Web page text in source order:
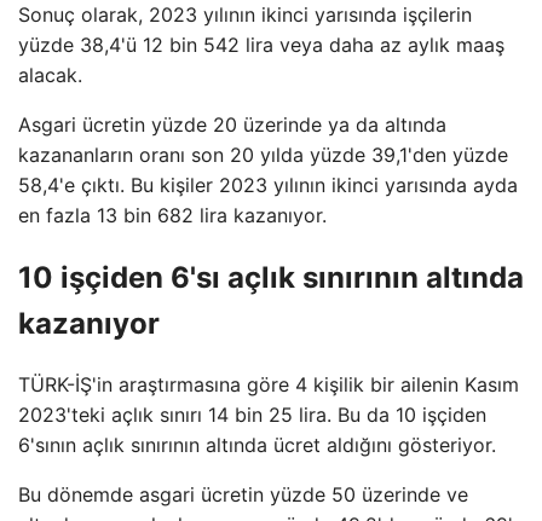
Sonuç olarak, 2023 yılının ikinci yarısında işçilerin
yüzde 38,4'ü 12 bin 542 lira veya daha az aylık maaş
alacak.
Asgari ücretin yüzde 20 üzerinde ya da altında
kazananların oranı son 20 yılda yüzde 39,1'den yüzde
58,4'e çıktı. Bu kişiler 2023 yılının ikinci yarısında ayda
en fazla 13 bin 682 lira kazanıyor.
10 işçiden 6'sı açlık sınırının altında
kazanıyor
TÜRK-İŞ'in araştırmasına göre 4 kişilik bir ailenin Kasım
2023'teki açlık sınırı 14 bin 25 lira. Bu da 10 işçiden
6'sının açlık sınırının altında ücret aldığını gösteriyor.
Bu dönemde asgari ücretin yüzde 50 üzerinde ve